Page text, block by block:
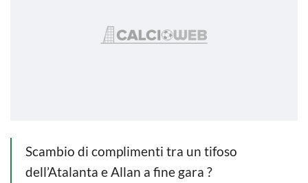
Scambio di complimenti tra un tifoso
dell’Atalanta e Allan a fine gara ?